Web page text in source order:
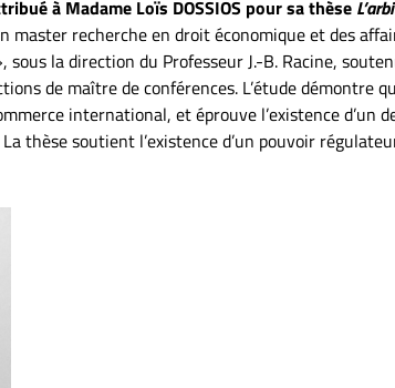
à Madame Loïs DOSSIOS pour sa thèse
master recherche en droit économique et des
sous la direction du Professeur J.-B. Racine,
de maître de conférences. L’étude
international, et éprouve l’existence
thèse soutient l’existence d’un pouvoir